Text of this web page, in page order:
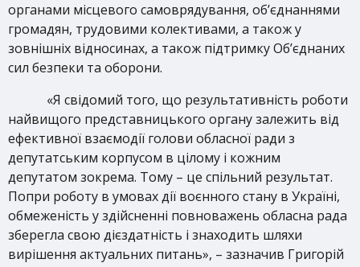
органами місцевого самоврядування, об’єднаннями
громадян, трудовими колективами, а також у
зовнішніх відносинах, а також підтримку Об’єднаних
сил безпеки та оборони.
«Я свідомий того, що результативність роботи
найвищого представницького органу залежить від
ефективної взаємодії голови обласної ради з
депутатським корпусом в цілому і кожним
депутатом зокрема. Тому – це спільний результат.
Попри роботу в умовах дії воєнного стану в Україні,
обмеженість у здійсненні повноважень обласна рада
зберегла свою дієздатність і знаходить шляхи
вирішення актуальних питань», – зазначив Григорій